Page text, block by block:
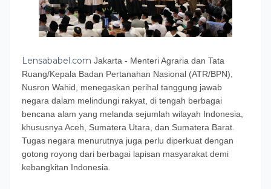
Lensababel.com Jakarta - Menteri Agraria dan Tata
Ruang/Kepala Badan Pertanahan Nasional (ATR/BPN),
Nusron Wahid, menegaskan perihal tanggung jawab
negara dalam melindungi rakyat, di tengah berbagai
bencana alam yang melanda sejumlah wilayah Indonesia,
khususnya Aceh, Sumatera Utara, dan Sumatera Barat.
Tugas negara menurutnya juga perlu diperkuat dengan
gotong royong dari berbagai lapisan masyarakat demi
kebangkitan Indonesia.